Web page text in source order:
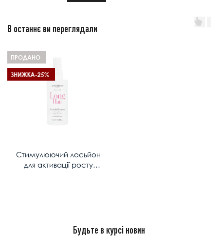
В останнє ви переглядали
ПРОДАНО
ЗНИЖКА-25%
Стимулюючий лосьйон
для активації росту
Будьте в курсі новин